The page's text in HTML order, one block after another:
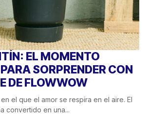
EL MOMENTO
SORPRENDER CON
DE FLOWWOW
el que el amor se respira en el aire. El
convertido en una...